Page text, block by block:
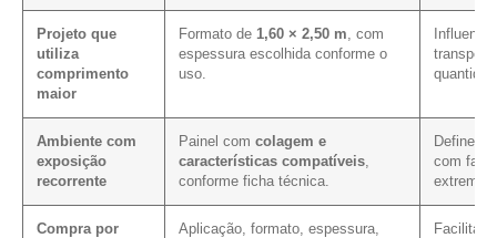
Projeto que
utiliza
comprimento
maior
Formato de 1,60 × 2,50 m , com
espessura escolhida conforme o
uso.
Ambiente com
exposição
recorrente
Painel com colagem e
características compatíveis
conforme ficha técnica.
Define
com
Compra por
Aplicação, formato, espessura,
Facilita a